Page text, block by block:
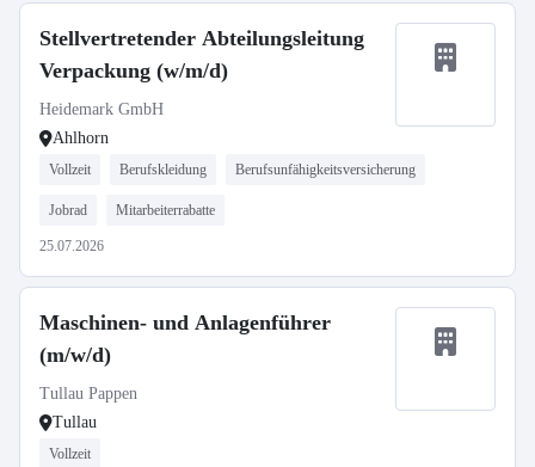
Stellvertretender Abteilungsleitung
Verpackung (w/m/d)
Heidemark GmbH
Ahlhorn
Vollzeit Berufskleidung Berufsunfähigkeitsversicherung
Jobrad Mitarbeiterrabatte
25.07.2026
Maschinen- und Anlagenführer
(m/w/d)
Tullau Pappen
Tullau
Vollzeit